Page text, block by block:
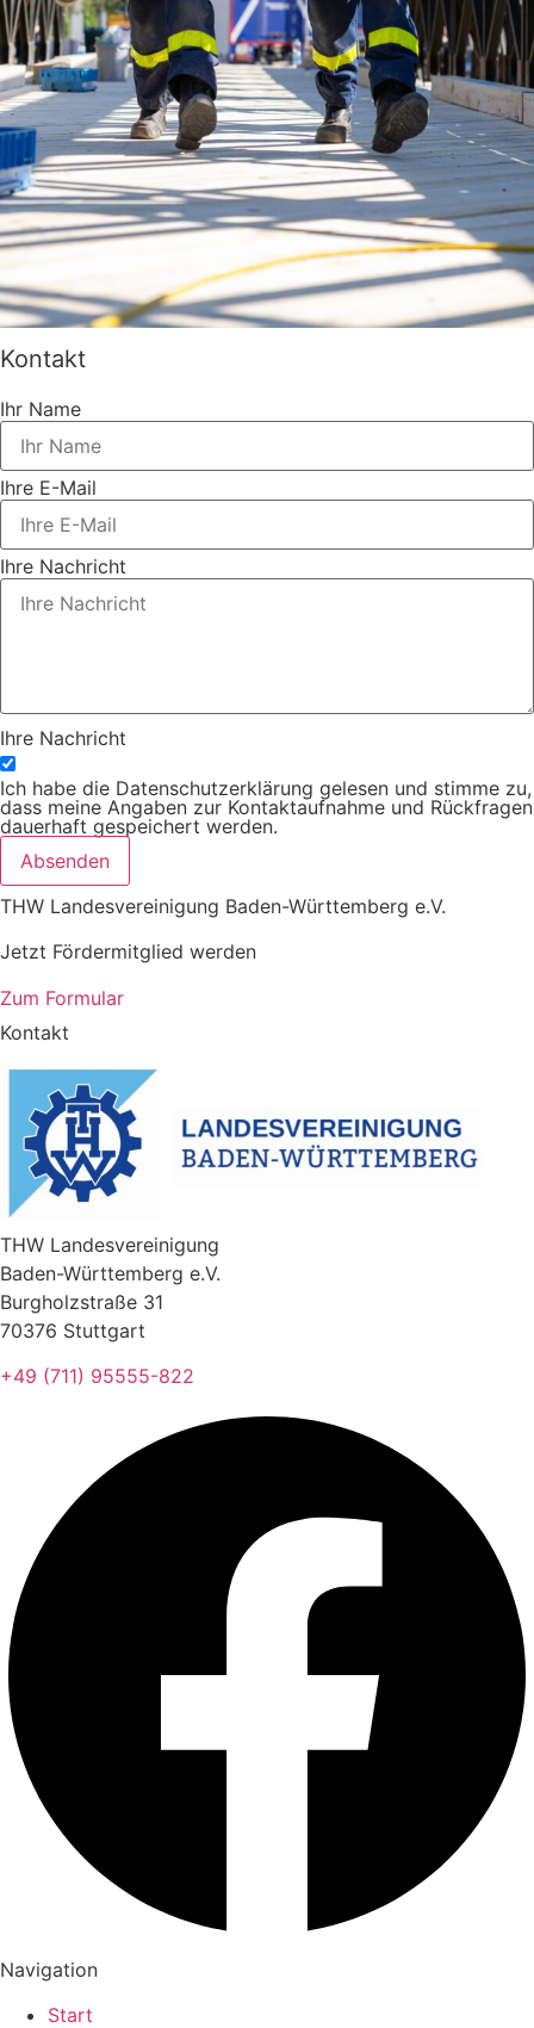
Kontakt
Ihr Name
Ihre E-Mail
Ihre Nachricht
Ihre Nachricht
Ich habe die Datenschutzerklärung gelesen und stimme zu,
dass meine Angaben zur Kontaktaufnahme und Rückfragen
dauerhaft gespeichert werden.
Absenden
THW Landesvereinigung Baden-Württemberg e.V.
Jetzt Fördermitglied werden
Zum Formular
Kontakt
THW Landesvereinigung
Baden-Württemberg e.V.
Burgholzstraße 31
70376 Stuttgart
+49 (711) 95555-822
Navigation
Start